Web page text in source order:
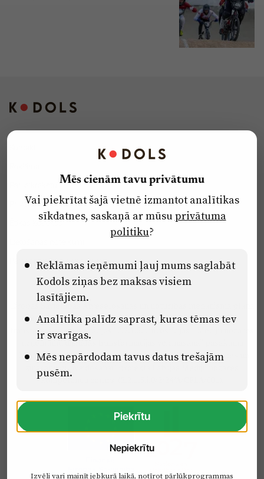
Privātuma politika
Ētikas kodekss
Pārredzamības paziņojumi
Eiropas Savienības Atveseļošanas un noturības mehānisma plāna
2.2. reformu un investīciju virziena “Uzņēmumu digitālā
transformācija un inovācijas” 2.2.1.5.i. investīcijas “Mediju nozares
uzņēmumu digitālās transformācijas veicināšana” pasākuma
“Mācības mediju nozares speciālistu digitālās kompetences un
zināšanu pilnveidošanai” projektā Latvijas Mediju nozares
kompetenču centrs (2.2.1.5.i.0/2/24/A/CFLA/001).
Mēs cienām tavu privātumu
Vai piekrītat šajā vietnē izmantot analītikas
sīkdatnes, saskaņā ar mūsuprivātuma
politiku?
Reklāmas ieņēmumi ļauj mums saglabāt
Kodols ziņas bez maksas visiem
lasītājiem.
Analītika palīdz saprast, kuras tēmas tev
ir svarīgas.
Mēs nepārdodam tavus datus trešajām
pusēm.
Piekrītu
Nepiekrītu
Izvēli vari mainīt jebkurā laikā, notīrot pārlūkprogrammas